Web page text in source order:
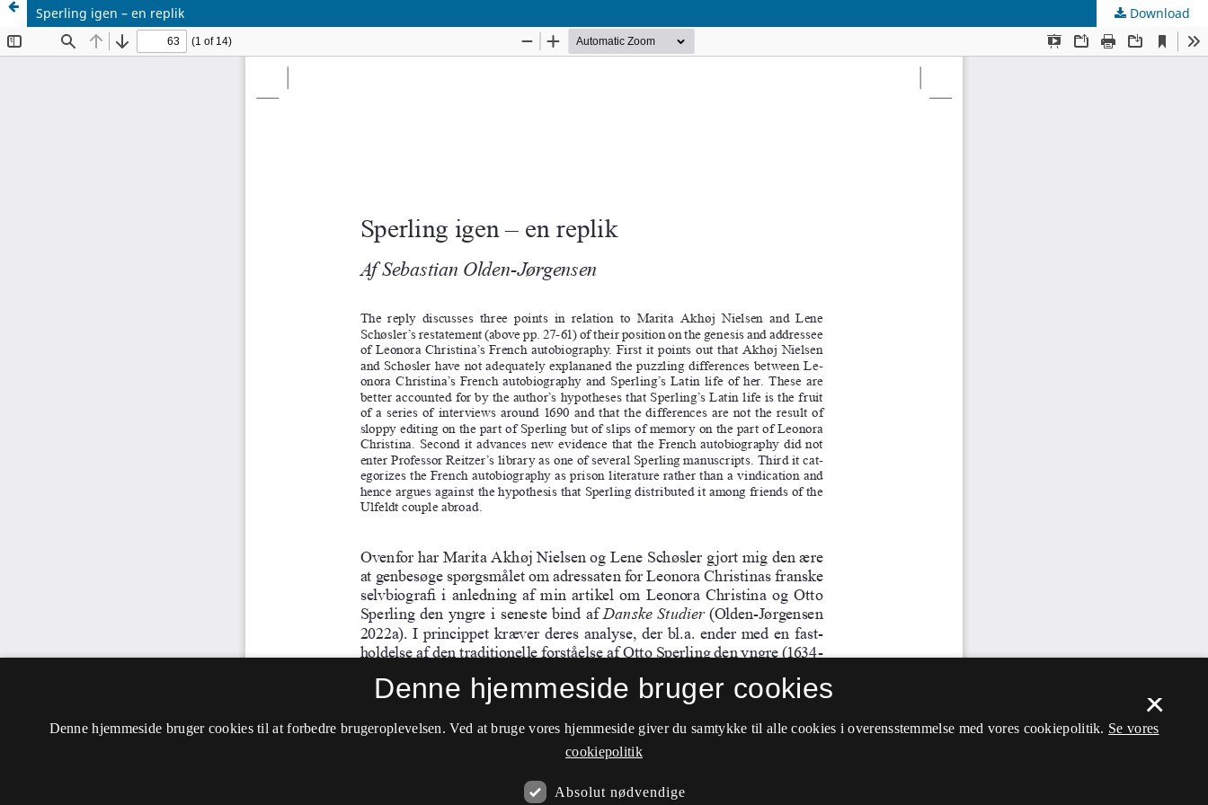
Sperling igen – en replik Download
×
Denne hjemmeside bruger cookies
Denne hjemmeside bruger cookies til at forbedre brugeroplevelsen. Ved at bruge vores hjemmeside giver du samtykke til alle cookies i overensstemmelse med vores cookiepolitik. Se vores
cookiepolitik
Absolut nødvendige